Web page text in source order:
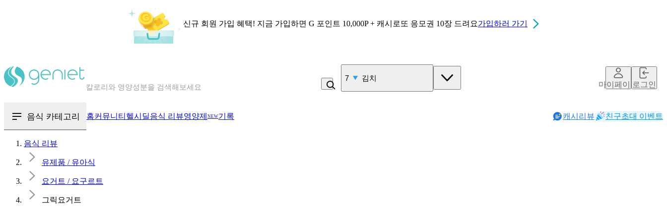
신규 회원 가입 혜택! 지금 가입하면 G 포인트 10,000P + 캐시로또 응모권 10장 드려요가입하러 가기
혈당 · 다이어트 음식 검색해보세요
7 김치
마이페이지로그인
음식 카테고리 홈커뮤니티 헬시딜음식 리뷰영양제 NEW기록 캐시리뷰 친구초대 이벤트
음식 리뷰
유제품 / 유아식
요거트 / 요구르트
그릭요거트